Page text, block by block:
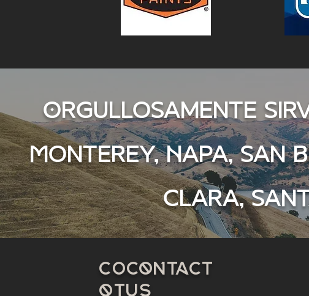
Orgullosamente
Monterey, Napa, San
Clara,
C0contact
otus